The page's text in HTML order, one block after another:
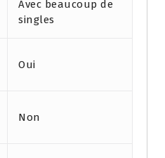
Avec beaucoup de
singles
Oui
Non